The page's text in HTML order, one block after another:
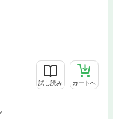
試し読み カートへ